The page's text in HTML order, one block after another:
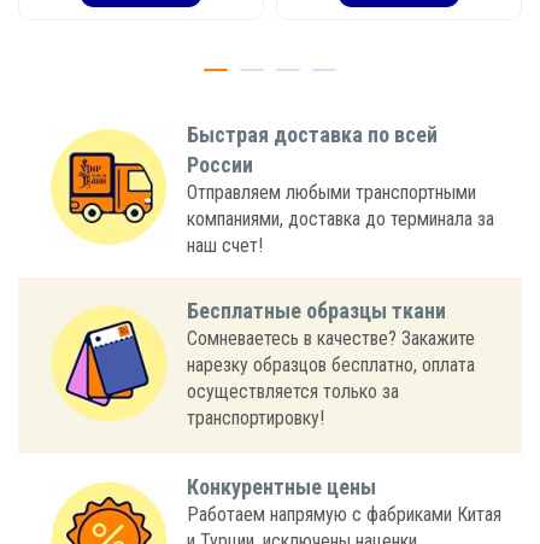
Быстрая доставка по всей
России
Отправляем любыми транспортными
компаниями, доставка до терминала за
наш счет!
Бесплатные образцы ткани
Сомневаетесь в качестве? Закажите
нарезку образцов бесплатно, оплата
осуществляется только за
транспортировку!
Конкурентные цены
Работаем напрямую с фабриками Китая